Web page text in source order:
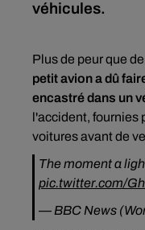
véhicules.
Plus de peur que
petit avion a dû
encastré dans un
l'accident, fournies
voitures avant de
The moment a
pic.twitter.com/
— BBC News